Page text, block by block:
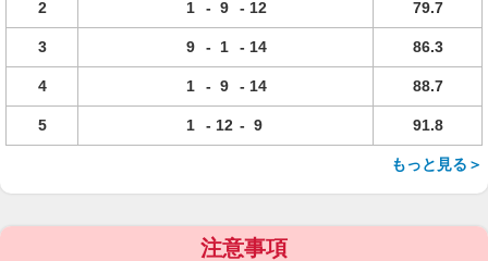
2 1 - 9 - 12 79.7
3 9 - 1 - 14 86.3
4 1 - 9 - 14 88.7
5 1 - 12 - 9 91.8
もっと見る＞
注意事項